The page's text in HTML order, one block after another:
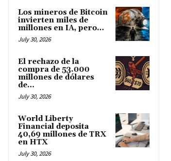
Los mineros de Bitcoin
invierten miles de
millones en IA, pero...
July 30, 2026
El rechazo de la
compra de 53.000
millones de dólares
de...
July 30, 2026
World Liberty
Financial deposita
40,69 millones de TRX
en HTX
July 30, 2026